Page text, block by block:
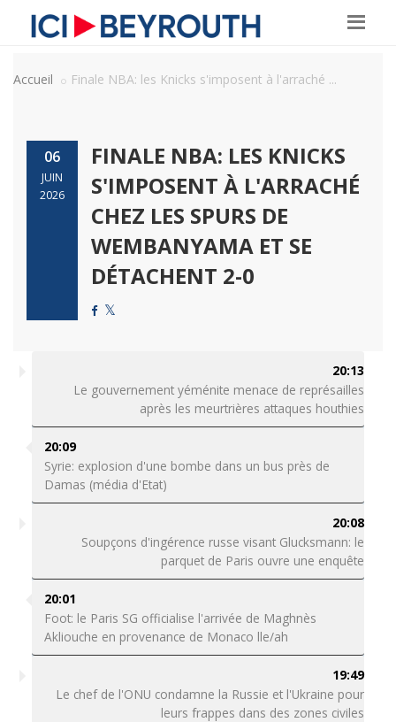
Accueil Finale NBA: les Knicks s'imposent à l'arraché ...
06
JUIN
2026
FINALE NBA: LES KNICKS
S'IMPOSENT À L'ARRACHÉ
CHEZ LES SPURS DE
WEMBANYAMA ET SE
DÉTACHENT 2-0
20:13
Le gouvernement yéménite menace de représailles
après les meurtrières attaques houthies
20:09
Syrie: explosion d'une bombe dans un bus près de
Damas (média d'Etat)
20:08
Soupçons d'ingérence russe visant Glucksmann: le
parquet de Paris ouvre une enquête
20:01
Foot: le Paris SG officialise l'arrivée de Maghnès
Akliouche en provenance de Monaco lle/ah
19:49
Le chef de l'ONU condamne la Russie et l'Ukraine pour
leurs frappes dans des zones civiles